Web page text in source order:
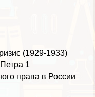
(1929-1933)
1
права в России